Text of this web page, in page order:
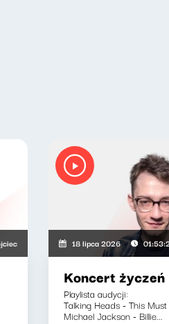
Malajkat, Ryszard Koziołek
18 lipca 2026
Koncert
Playlista audycji:
Talking Heads - This
Michael Jackson - Billie...